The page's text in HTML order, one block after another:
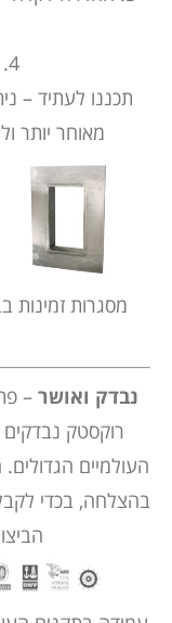
4. הברגה ואיטום דפנות
תכננו לעתיד –
מאוחר יותר
מסגרות זמינות
נבדק ואושר –
רוקסטק נבדקים
העולמיים
בהצלחה, בכדי